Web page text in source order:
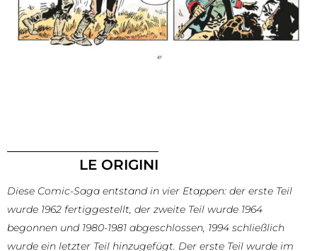
LE ORIGINI
Diese Comic-Saga entstand in vier Etappen: der erste Teil
wurde 1962 fertiggestellt, der zweite Teil wurde 1964
begonnen und 1980-1981 abgeschlossen, 1994 schließlich
wurde ein letzter Teil hinzugefügt. Der erste Teil wurde im